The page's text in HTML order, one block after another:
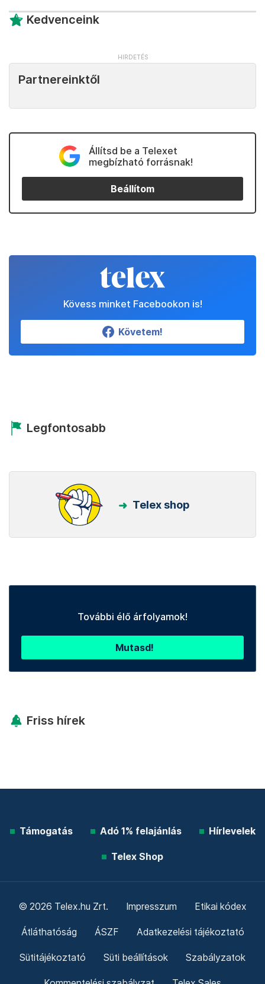
Kedvenceink
Partnereinktől
Állítsd be a Telexet
megbízható forrásnak!
Beállítom
Kövess minket Facebookon is!
Követem!
Legfontosabb
Telex shop
További élő árfolyamok!
Mutasd!
Friss hírek
Támogatás Adó 1% felajánlás Hírlevelek
Telex Shop
© 2026 Telex.hu Zrt. Impresszum Etikai kódex
Átláthatóság ÁSZF Adatkezelési tájékoztató
Sütitájékoztató Süti beállítások Szabályzatok